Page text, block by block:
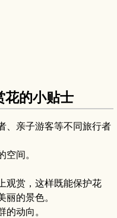
花的小贴士
、亲子游客等不同旅行者
间。
观赏，这样既能保护花
的景色。
动向。